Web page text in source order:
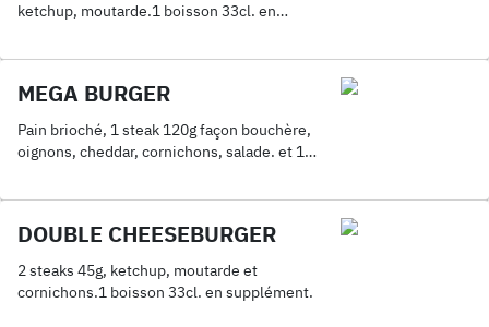
ketchup, moutarde.1 boisson 33cl. en
MEGA BURGER
Pain brioché, 1 steak 120g façon bouchère,
oignons, cheddar, cornichons, salade. et 1
DOUBLE CHEESEBURGER
2 steaks 45g, ketchup, moutarde et
cornichons.1 boisson 33cl. en supplément.